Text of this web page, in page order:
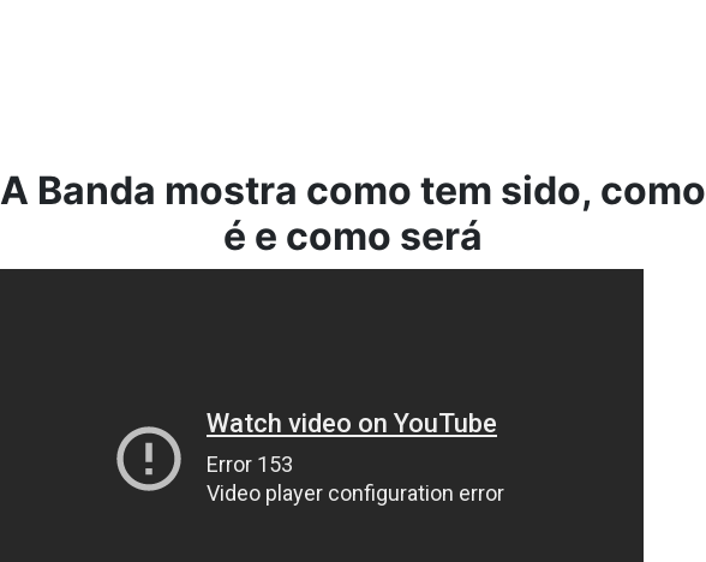
A Banda mostra como tem sido, como
é e como será